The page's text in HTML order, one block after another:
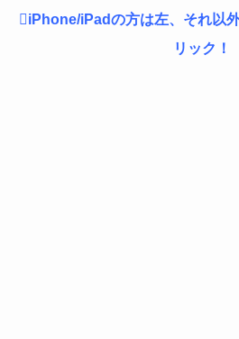
iPhone/iPadの方は左、それ以
リック！